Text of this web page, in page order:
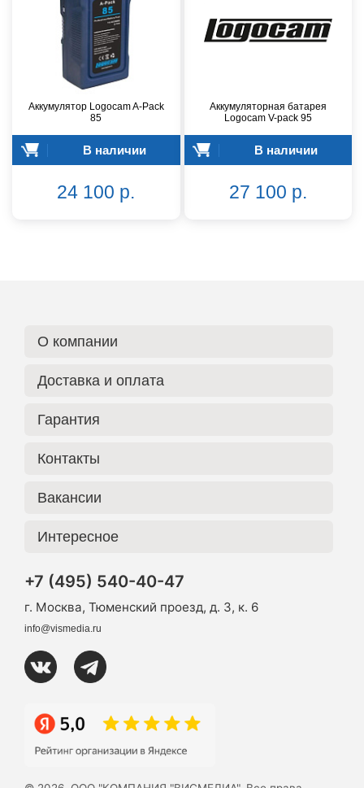
Аккумулятор Logocam A-Pack
85
В наличии
24 100 р.
Аккумуляторная батарея
Logocam V-pack 95
В наличии
27 100 р.
О компании
Доставка и оплата
Гарантия
Контакты
Вакансии
Интересное
+7 (495) 540-40-47
г. Москва, Тюменский проезд, д. 3, к. 6
info@vismedia.ru